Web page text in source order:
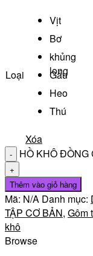
Loại
Vịt
Bơ
khủng
long
Gấu
Heo
Thú
Xóa
HỒ KHÔ ĐỒNG
Thêm vào giỏ hàng
Mã: N/A Danh mục:
TẬP CƠ BẢN, Gôm
khô
Browse